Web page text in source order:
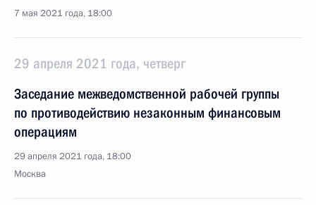
7 мая 2021 года, 18:00
29 апреля 2021 года, четверг
Заседание межведомственной рабочей группы
по противодействию незаконным финансовым
операциям
29 апреля 2021 года, 18:00
Москва